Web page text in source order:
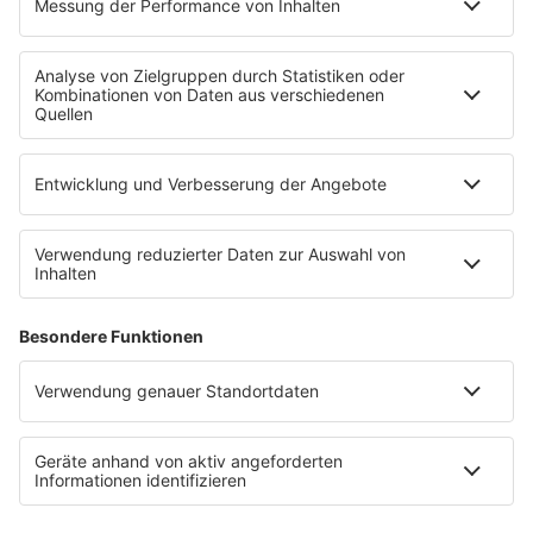
Uniklinik Tübingen eröffnet neues
Fahrradparkhaus
Die Uniklinik Tübingen hat ein neues Fahrradparkhaus
eröffnet. Direkt an der Medizinischen Klinik bietet es
E-Bikes über eine Photovoltaikanlage auf dem …
Impressum